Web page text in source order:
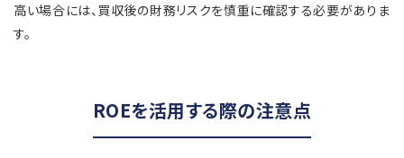
高い場合には、買収後の財務リスクを慎重に確認する必要がありま
す。
ROEを活用する際の注意点